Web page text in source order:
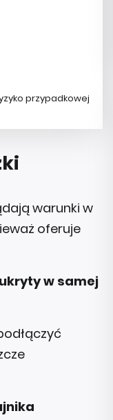
przypadkowej
warunki w
oferuje
w samej